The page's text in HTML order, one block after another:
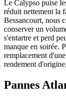
Le Calypso puise
réduit nettement la
Bessancourt, nous
conserver un
s'entartre et perd
manque en soirée.
remplacement
rendement
Pannes